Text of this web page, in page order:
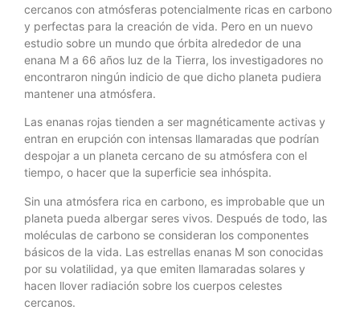
cercanos con atmósferas potencialmente ricas en carbono
y perfectas para la creación de vida. Pero en un nuevo
estudio sobre un mundo que órbita alrededor de una
enana M a 66 años luz de la Tierra, los investigadores no
encontraron ningún indicio de que dicho planeta pudiera
mantener una atmósfera.
Las enanas rojas tienden a ser magnéticamente activas y
entran en erupción con intensas llamaradas que podrían
despojar a un planeta cercano de su atmósfera con el
tiempo, o hacer que la superficie sea inhóspita.
Sin una atmósfera rica en carbono, es improbable que un
planeta pueda albergar seres vivos. Después de todo, las
moléculas de carbono se consideran los componentes
básicos de la vida. Las estrellas enanas M son conocidas
por su volatilidad, ya que emiten llamaradas solares y
hacen llover radiación sobre los cuerpos celestes
cercanos.